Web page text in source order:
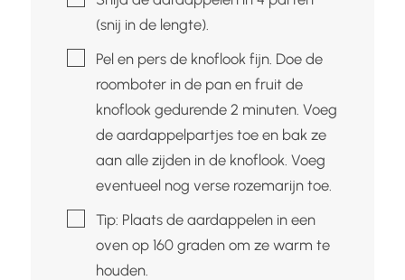
(snij in de lengte).
▢Pel en pers de knoflook fijn. Doe de
roomboter in de pan en fruit de
knoflook gedurende 2 minuten. Voeg
de aardappelpartjes toe en bak ze
aan alle zijden in de knoflook. Voeg
eventueel nog verse rozemarijn toe.
▢
Tip: Plaats de aardappelen in een
oven op 160 graden om ze warm te
houden.